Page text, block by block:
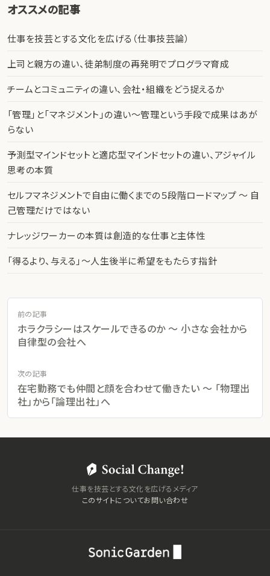
オススメの記事
仕事を技芸とする文化を広げる（仕事技芸論）
上司と親方の違い、徒弟制度の再発明でプログラマ育成
チームとコミュニティの違い、会社・組織をどう捉えるか
「管理」と「マネジメント」の違い〜管理という手段で成果はあが
らない
予測型マインドセットと適応型マインドセットの違い、アジャイル
思考の本質
セルフマネジメントで自由に働くまでの５段階ロードマップ 〜 自
己管理だけではない
ナレッジワーカーの本質は創造的な仕事と主体性
「得るより、与える」〜人生後半に希望をもたらす指針
前の記事
ホラクラシーはスケールできるのか 〜 小さな会社から
自律型の会社へ
次の記事
在宅勤務でも仲間と顔を合わせて働きたい 〜 「物理出
社」から「論理出社」へ
仕事を技芸とする文化を広げるメディア
このサイトについてお問い合わせ